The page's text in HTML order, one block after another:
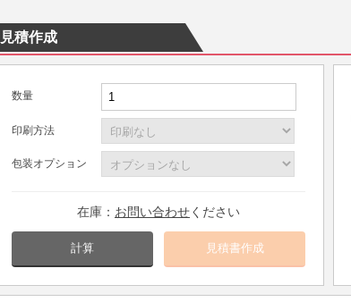
見積作成
数量
印刷方法
包装オプション
在庫： お問い合わせください
計算